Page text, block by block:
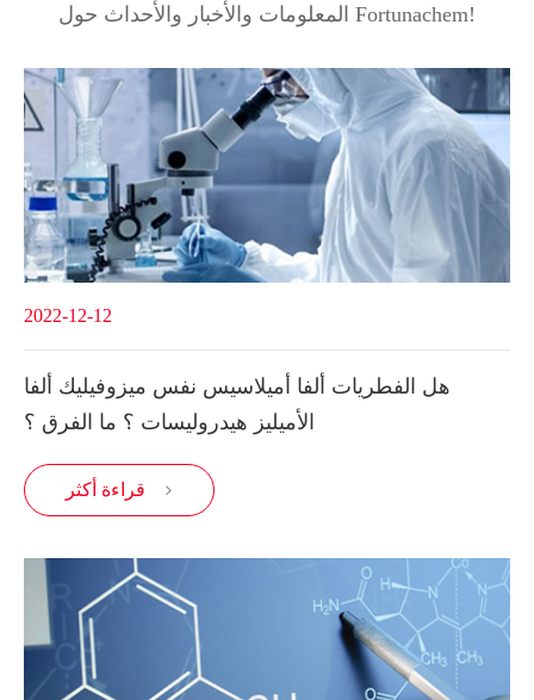
المعلومات والأخبار والأحداث حول Fortunachem!
2022-12-12
هل الفطريات ألفا أميلاسيس نفس ميزوفيليك ألفا
الأميليز هيدروليسات ؟ ما الفرق ؟
قراءة أكثر 